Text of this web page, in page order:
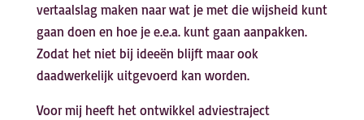
vertaalslag maken naar wat je met die wijsheid kunt
gaan doen en hoe je e.e.a. kunt gaan aanpakken.
Zodat het niet bij ideeën blijft maar ook
daadwerkelijk uitgevoerd kan worden.
Voor mij heeft het ontwikkel adviestraject